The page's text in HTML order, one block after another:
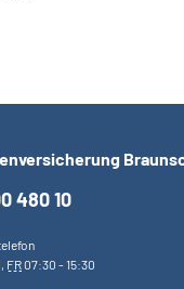
480 10
FR07:30 - 15:30